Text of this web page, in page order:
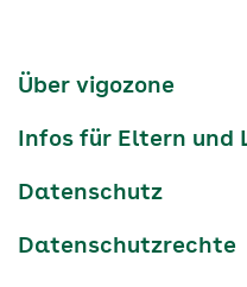
Services-
Über vigozone
Infos für Eltern und
Datenschutz
Datenschutzrechte